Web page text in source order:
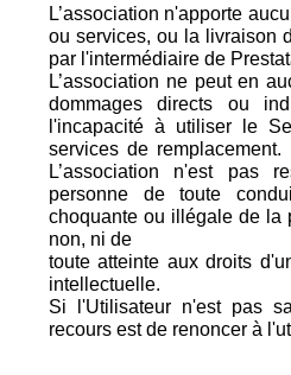
L’association n'apporte
ou services, ou la livraison
par l'intermédiaire de
L’association ne peut en
dommages directs ou
l'incapacité à utiliser le
services de
L’association n'est pas
personne de toute
choquante ou illégale de la
non, ni de
toute atteinte aux droits
intellectuelle.
Si l'Utilisateur n'est pas
recours est de renoncer à